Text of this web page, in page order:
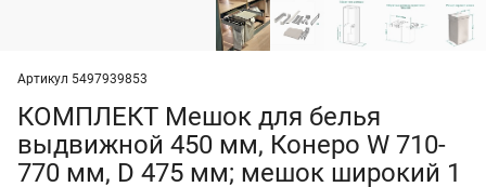
Артикул 5497939853
КОМПЛЕКТ Мешок для белья
выдвижной 450 мм, Конеро W 710-
770 мм, D 475 мм; мешок широкий 1